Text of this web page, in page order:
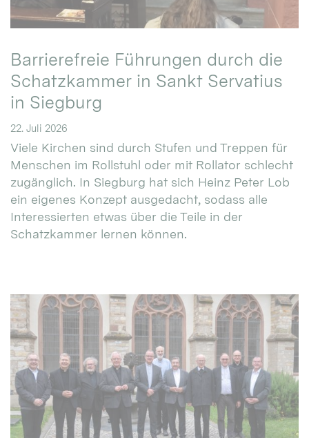
Barrierefreie Führungen durch die
Schatzkammer in Sankt Servatius
in Siegburg
22. Juli 2026
Viele Kirchen sind durch Stufen und Treppen für
Menschen im Rollstuhl oder mit Rollator schlecht
zugänglich. In Siegburg hat sich Heinz Peter Lob
ein eigenes Konzept ausgedacht, sodass alle
Interessierten etwas über die Teile in der
Schatzkammer lernen können.